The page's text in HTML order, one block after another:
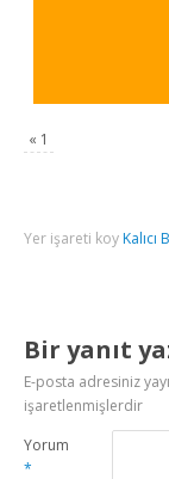
« 1
Yer işareti koy Kalıcı
Bir yanıt
E-posta adresiniz
işaretlenmişlerdir
Yorum
*